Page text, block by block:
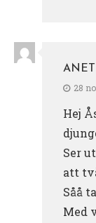
28
Hej
Ser
att
Såå
Med